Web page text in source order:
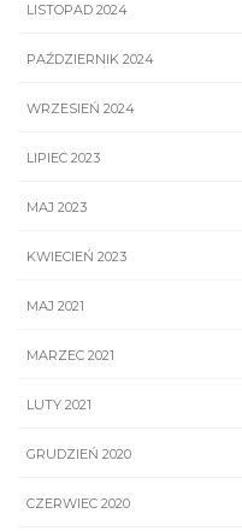
LISTOPAD 2024
PAŹDZIERNIK 2024
WRZESIEŃ 2024
LIPIEC 2023
MAJ 2023
KWIECIEŃ 2023
MAJ 2021
MARZEC 2021
LUTY 2021
GRUDZIEŃ 2020
CZERWIEC 2020